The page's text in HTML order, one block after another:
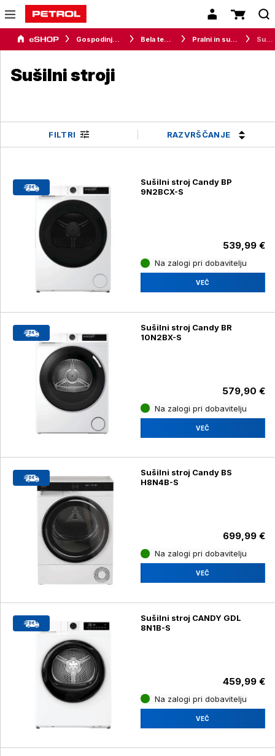
Gospodinjski aparati Bela tehnika Pralni in sušilni stroji
Sušilni stroji
FILTRI RAZVRŠČANJE
Sušilni stroj Candy BP
9N2BCX-S
539,99 €
Na zalogi pri dobavitelju
VEČ
Sušilni stroj Candy BR
10N2BX-S
579,90 €
Na zalogi pri dobavitelju
VEČ
Sušilni stroj Candy BS
H8N4B-S
699,99 €
Na zalogi pri dobavitelju
VEČ
Sušilni stroj CANDY GDL
8N1B-S
459,99 €
Na zalogi pri dobavitelju
VEČ